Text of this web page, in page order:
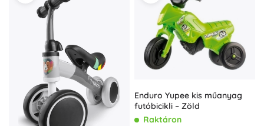
Enduro Yupee kis műanyag
futóbicikli – Zöld
Raktáron